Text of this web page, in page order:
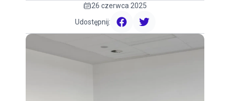
26 czerwca 2025
Udostępnij:
facebooktwitter